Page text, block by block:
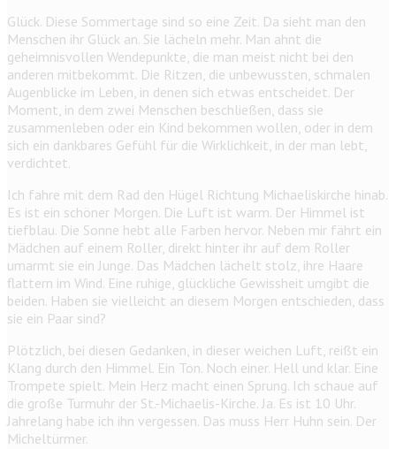
Glück. Diese Sommertage sind so eine Zeit. Da sieht man den
Menschen ihr Glück an. Sie lächeln mehr. Man ahnt die
geheimnisvollen Wendepunkte, die man meist nicht bei den
anderen mitbekommt. Die Ritzen, die unbewussten, schmalen
Augenblicke im Leben, in denen sich etwas entscheidet. Der
Moment, in dem zwei Menschen beschließen, dass sie
zusammenleben oder ein Kind bekommen wollen, oder in dem
sich ein dankbares Gefühl für die Wirklichkeit, in der man lebt,
verdichtet.
Ich fahre mit dem Rad den Hügel Richtung Michaeliskirche hinab.
Es ist ein schöner Morgen. Die Luft ist warm. Der Himmel ist
tiefblau. Die Sonne hebt alle Farben hervor. Neben mir fährt ein
Mädchen auf einem Roller, direkt hinter ihr auf dem Roller
umarmt sie ein Junge. Das Mädchen lächelt stolz, ihre Haare
flattern im Wind. Eine ruhige, glückliche Gewissheit umgibt die
beiden. Haben sie vielleicht an diesem Morgen entschieden, dass
sie ein Paar sind?
Plötzlich, bei diesen Gedanken, in dieser weichen Luft, reißt ein
Klang durch den Himmel. Ein Ton. Noch einer. Hell und klar. Eine
Trompete spielt. Mein Herz macht einen Sprung. Ich schaue auf
die große Turmuhr der St.-Michaelis-Kirche. Ja. Es ist 10 Uhr.
Jahrelang habe ich ihn vergessen. Das muss Herr Huhn sein. Der
Micheltürmer.